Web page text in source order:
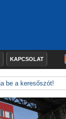
KAPCSOLAT